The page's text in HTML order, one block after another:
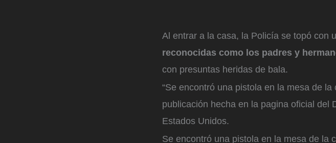
Al entrar a la casa, la Policía se topó con
reconocidas como los padres y
con presuntas heridas de bala.
“Se encontró una pistola en la mesa de
publicación hecha en la pagina oficial del
Estados Unidos.
Se encontró una pistola en la mesa de la